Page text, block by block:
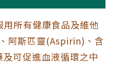
所有健康食品及維他
阿斯匹靈(Aspirin)、含
可促進血液循環之中